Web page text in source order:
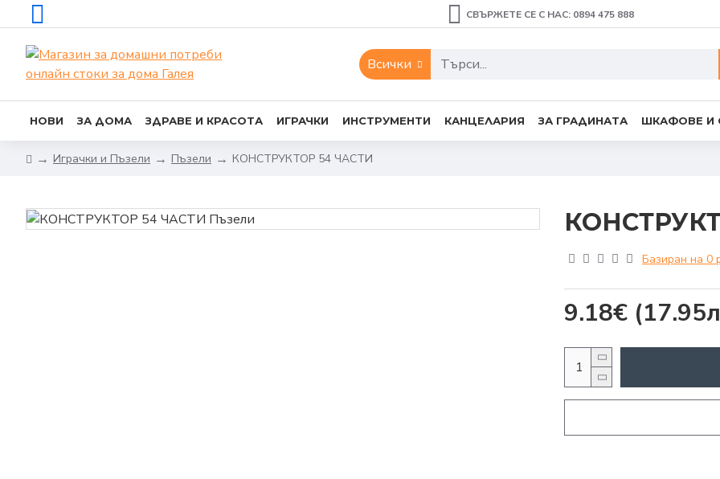
СВЪРЖЕТЕ СЕ С НАС: 0894 475 888
Всички
НОВИ ЗА ДОМА ЗДРАВЕ И КРАСОТА ИГРАЧКИ ИНСТРУМЕНТИ КАНЦЕЛАРИЯ ЗА ГРАДИНАТА ШКАФОВЕ И
Играчки и Пъзели Пъзели КОНСТРУКТОР 54 ЧАСТИ
Базиран на 0
9.18€